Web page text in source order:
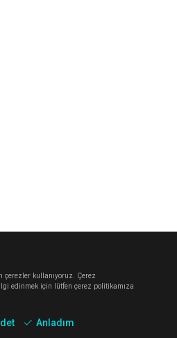
kullanıyoruz. Çerez
edinmek için lütfen çerez politikamıza
Anladım